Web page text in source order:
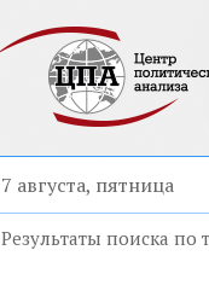
7 августа, пятница
Результаты поиска по